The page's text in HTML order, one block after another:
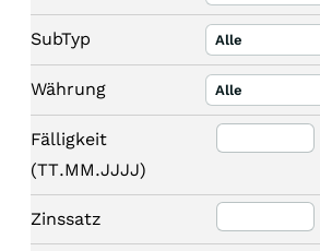
SubTyp Alle
Währung Alle
Fälligkeit
(TT.MM.JJJJ)
Zinssatz